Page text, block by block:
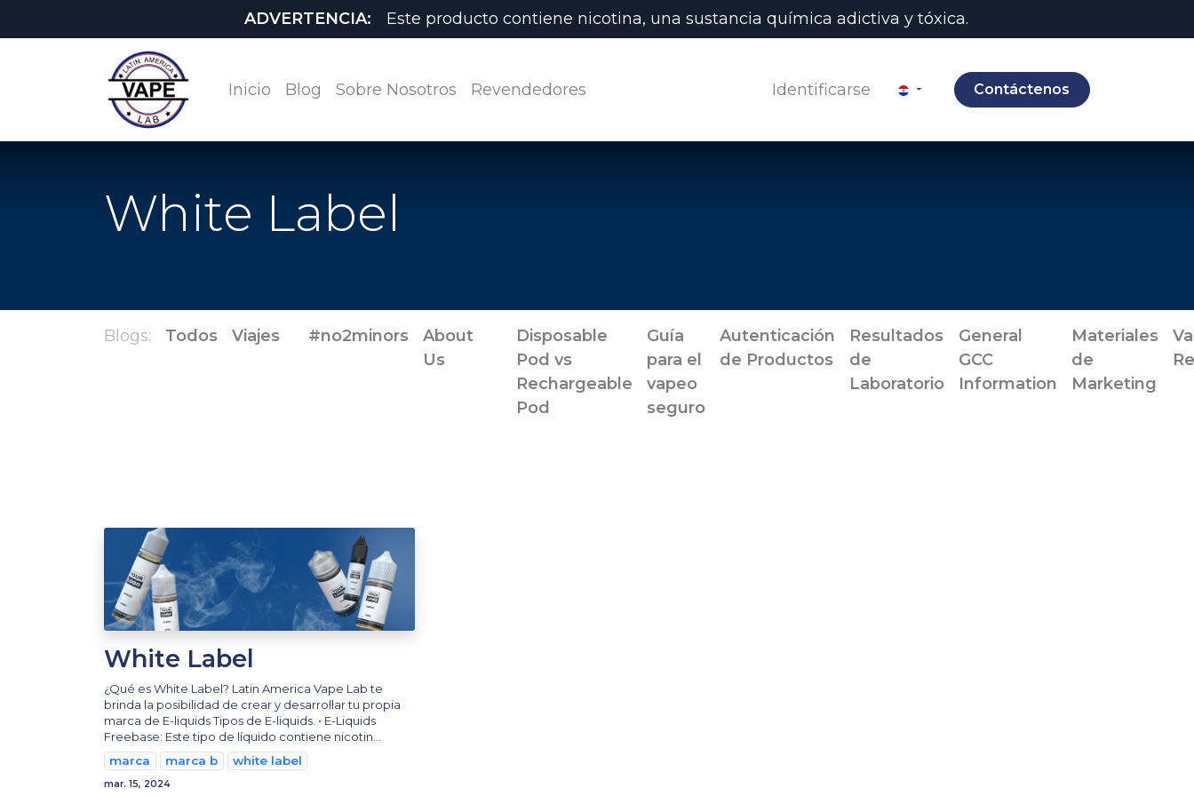
ADVERTENCIA: Este producto contiene nicotina, una sustancia química adictiva y tóxica.
Inicio Blog Sobre Nosotros Revendedores Identificarse Contáctenos
White Label
Blogs: Todos Viajes #no2minors
About
Us
Disposable
Pod vs
Rechargeable
Pod
Guía
para el
vapeo
seguro
Autenticación
de Productos
Resultados
de
Laboratorio
General
GCC
Information
Materiales
de
Marketing
White Label
¿Qué es White Label? Latin America Vape Lab te
brinda la posibilidad de crear y desarrollar tu propia
marca de E-liquids Tipos de E-liquids. • E-Liquids
Freebase: Este tipo de líquido contiene nicotin...
marca
marca b white label
mar. 15, 2024